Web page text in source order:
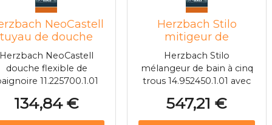
NeoCastell
tuyau de douche
11.225700.1.01
installation de
carrelage/bord de
chromé
Herzbach NeoCastell
douche flexible de
11.225700.1.01
douche extensible en
nylon Douchette en
134,84 €
Herzbach Stilo
mitigeur de
baignoire à cinq
trous 14.952450.1.01
montage
carrelage/bord de
baignoire, chromé
Herzbach Stilo
mélangeur de bain à cinq
trous 14.952450.1.01 avec
Aérateur Neoperl avec
pièce jointe Vannes en
547,21 €